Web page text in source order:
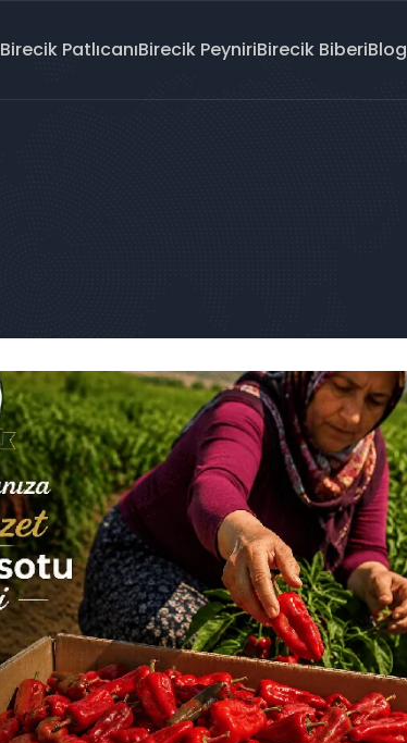
Birecik PatlıcanıBirecik PeyniriBirecik BiberiBlog